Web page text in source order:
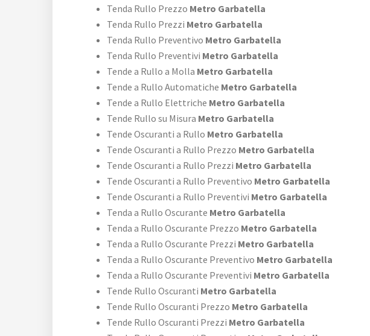
Tenda Rullo Prezzo Metro Garbatella
Tenda Rullo Prezzi Metro Garbatella
Tenda Rullo Preventivo Metro Garbatella
Tenda Rullo Preventivi Metro Garbatella
Tende a Rullo a Molla Metro Garbatella
Tende a Rullo Automatiche Metro Garbatella
Tende a Rullo Elettriche Metro Garbatella
Tende Rullo su Misura Metro Garbatella
Tende Oscuranti a Rullo Metro Garbatella
Tende Oscuranti a Rullo Prezzo Metro Garbatella
Tende Oscuranti a Rullo Prezzi Metro Garbatella
Tende Oscuranti a Rullo Preventivo Metro Garbatella
Tende Oscuranti a Rullo Preventivi Metro Garbatella
Tenda a Rullo Oscurante Metro Garbatella
Tenda a Rullo Oscurante Prezzo Metro Garbatella
Tenda a Rullo Oscurante Prezzi Metro Garbatella
Tenda a Rullo Oscurante Preventivo Metro Garbatella
Tenda a Rullo Oscurante Preventivi Metro Garbatella
Tende Rullo Oscuranti Metro Garbatella
Tende Rullo Oscuranti Prezzo Metro Garbatella
Tende Rullo Oscuranti Prezzi Metro Garbatella